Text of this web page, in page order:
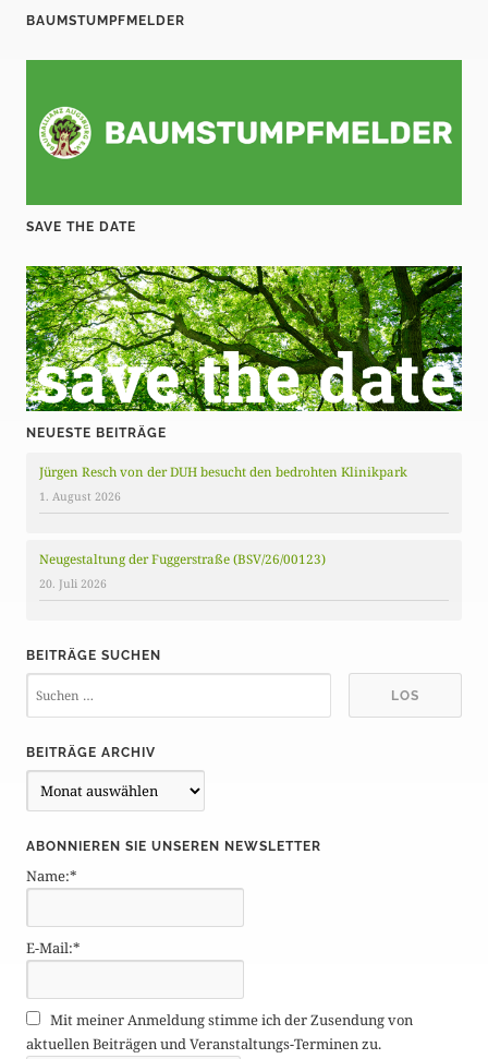
BAUMSTUMPFMELDER
SAVE THE DATE
NEUESTE BEITRÄGE
Jürgen Resch von der DUH besucht den bedrohten Klinikpark
1. August 2026
Neugestaltung der Fuggerstraße (BSV/26/00123)
20. Juli 2026
BEITRÄGE SUCHEN
BEITRÄGE ARCHIV
e
t
r
g
e
r
c
h
ABONNIEREN SIE UNSEREN NEWSLETTER
Name:*
E-Mail:*
Mit meiner Anmeldung stimme ich der Zusendung von
aktuellen Beiträgen und Veranstaltungs-Terminen zu.